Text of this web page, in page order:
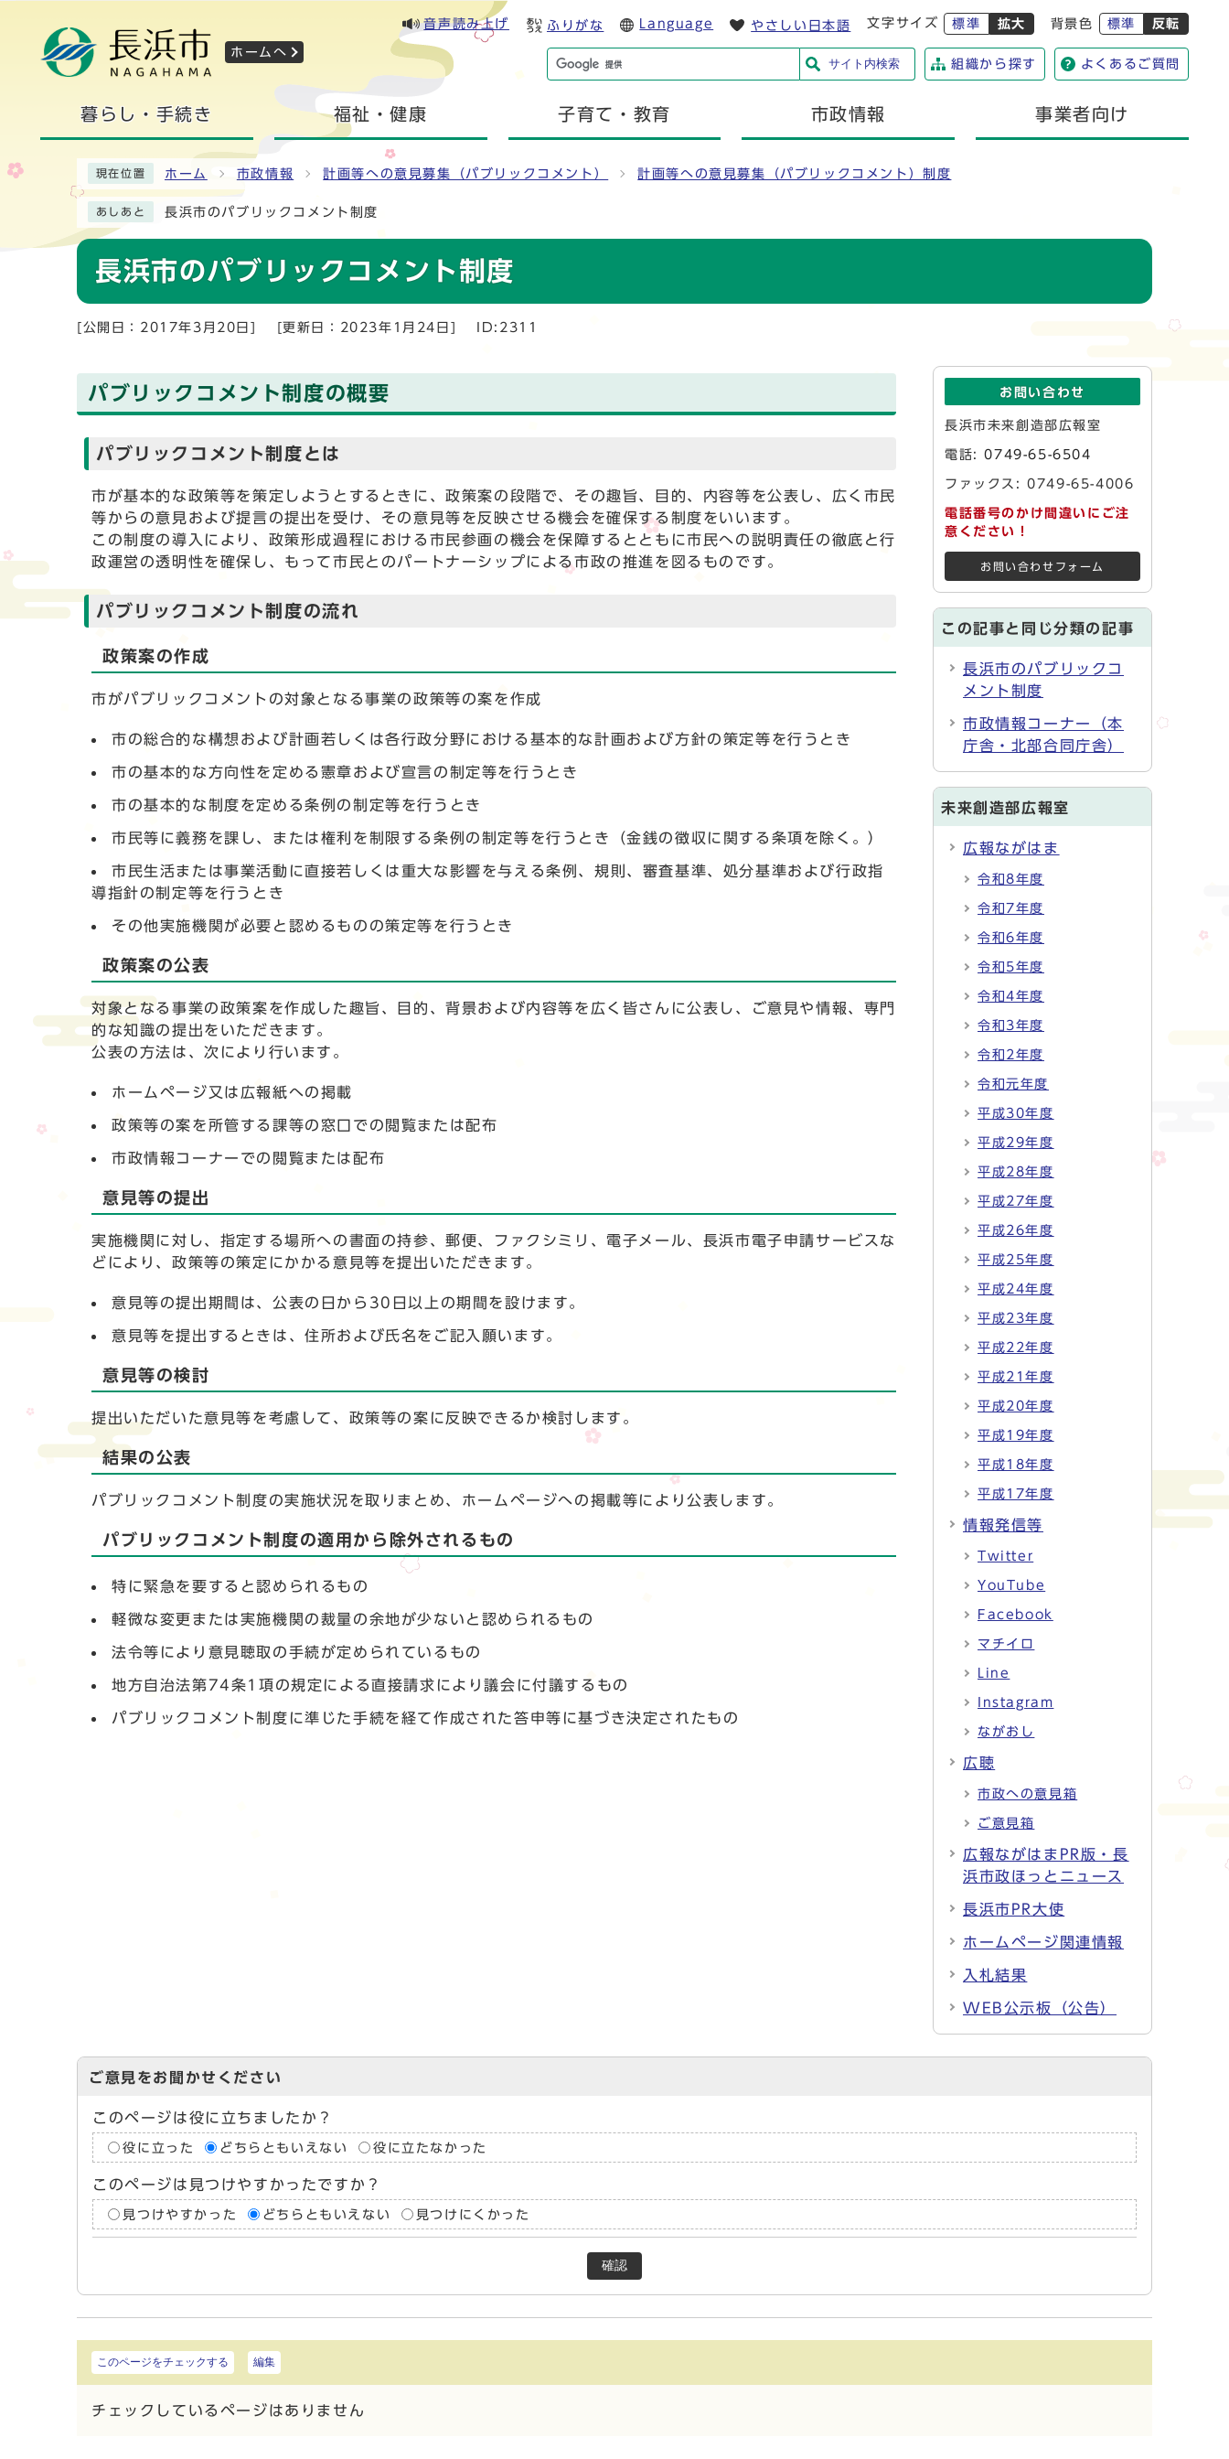
ホームへ
音声読み上げ ふりがな Language やさしい日本語 文字サイズ 標準 拡大 背景色 標準 反転
サイト内検索 組織から探す よくあるご質問
暮らし・手続き 福祉・健康 子育て・教育 市政情報 事業者向け
現在位置 ホーム 市政情報 計画等への意見募集（パブリックコメント） 計画等への意見募集（パブリックコメント）制度
あしあと 長浜市のパブリックコメント制度
長浜市のパブリックコメント制度
[公開日：2017年3月20日] [更新日：2023年1月24日] ID:2311
パブリックコメント制度の概要
パブリックコメント制度とは
市が基本的な政策等を策定しようとするときに、政策案の段階で、その趣旨、目的、内容等を公表し、広く市民
等からの意見および提言の提出を受け、その意見等を反映させる機会を確保する制度をいいます。
この制度の導入により、政策形成過程における市民参画の機会を保障するとともに市民への説明責任の徹底と行
政運営の透明性を確保し、もって市民とのパートナーシップによる市政の推進を図るものです。
パブリックコメント制度の流れ
政策案の作成
市がパブリックコメントの対象となる事業の政策等の案を作成
市の総合的な構想および計画若しくは各行政分野における基本的な計画および方針の策定等を行うとき
市の基本的な方向性を定める憲章および宣言の制定等を行うとき
市の基本的な制度を定める条例の制定等を行うとき
市民等に義務を課し、または権利を制限する条例の制定等を行うとき（金銭の徴収に関する条項を除く。）
市民生活または事業活動に直接若しくは重大な影響を与える条例、規則、審査基準、処分基準および行政指
導指針の制定等を行うとき
その他実施機関が必要と認めるものの策定等を行うとき
政策案の公表
対象となる事業の政策案を作成した趣旨、目的、背景および内容等を広く皆さんに公表し、ご意見や情報、専門
的な知識の提出をいただきます。
公表の方法は、次により行います。
ホームページ又は広報紙への掲載
政策等の案を所管する課等の窓口での閲覧または配布
市政情報コーナーでの閲覧または配布
意見等の提出
実施機関に対し、指定する場所への書面の持参、郵便、ファクシミリ、電子メール、長浜市電子申請サービスな
どにより、政策等の策定にかかる意見等を提出いただきます。
意見等の提出期間は、公表の日から30日以上の期間を設けます。
意見等を提出するときは、住所および氏名をご記入願います。
意見等の検討
提出いただいた意見等を考慮して、政策等の案に反映できるか検討します。
結果の公表
パブリックコメント制度の実施状況を取りまとめ、ホームページへの掲載等により公表します。
パブリックコメント制度の適用から除外されるもの
特に緊急を要すると認められるもの
軽微な変更または実施機関の裁量の余地が少ないと認められるもの
法令等により意見聴取の手続が定められているもの
地方自治法第74条1項の規定による直接請求により議会に付議するもの
パブリックコメント制度に準じた手続を経て作成された答申等に基づき決定されたもの
お問い合わせ
長浜市未来創造部広報室
電話:0749-65-6504
ファックス: 0749-65-4006
電話番号のかけ間違いにご注
意ください！
お問い合わせフォーム
この記事と同じ分類の記事
長浜市のパブリックコ
メント制度
市政情報コーナー（本
庁舎・北部合同庁舎）
未来創造部広報室
広報ながはま
令和8年度
令和7年度
令和6年度
令和5年度
令和4年度
令和3年度
令和2年度
令和元年度
平成30年度
平成29年度
平成28年度
平成27年度
平成26年度
平成25年度
平成24年度
平成23年度
平成22年度
平成21年度
平成20年度
平成19年度
平成18年度
平成17年度
情報発信等
Twitter
YouTube
Facebook
マチイロ
Line
Instagram
ながおし
広聴
市政への意見箱
ご意見箱
広報ながはまPR版・長
浜市政ほっとニュース
長浜市PR大使
ホームページ関連情報
入札結果
WEB公示板（公告）
ご意見をお聞かせください
このページは役に立ちましたか？
役に立った どちらともいえない 役に立たなかった
このページは見つけやすかったですか？
見つけやすかった どちらともいえない 見つけにくかった
確認
このページをチェックする 編集
チェックしているページはありません